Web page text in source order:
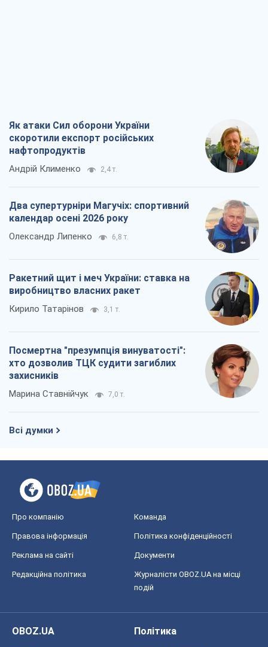
Як атаки Сил оборони України
скоротили експорт російських
нафтопродуктів
Андрій Клименко 2,4 т.
Два супертурніри Магучіх: спортивний
календар осені 2026 року
Олександр Липенко 6,8 т.
Ракетний щит і меч України: ставка на
виробництво власних ракет
Кирило Татарінов 3,1 т.
Посмертна "презумпція винуватості":
хто дозволив ТЦК судити загиблих
захисників
Марина Ставнійчук 7,0 т.
Всі думки
Про компанію Команда
Правова інформація Політика конфіденційності
Реклама на сайті Документи
Редакційна політика
Журналісти OBOZ.UA на місці
подій
OBOZ.UA
Політика